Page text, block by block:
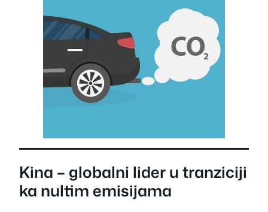
Kina – globalni lider u tranziciji
ka nultim emisijama